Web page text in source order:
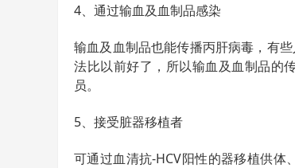
4、通过输血及血制品感染
输血及血制品也能传播丙肝病毒，有
法比以前好了，所以输血及血制品的
员。
5、接受脏器移植者
可通过血清抗-HCV阳性的器移植供